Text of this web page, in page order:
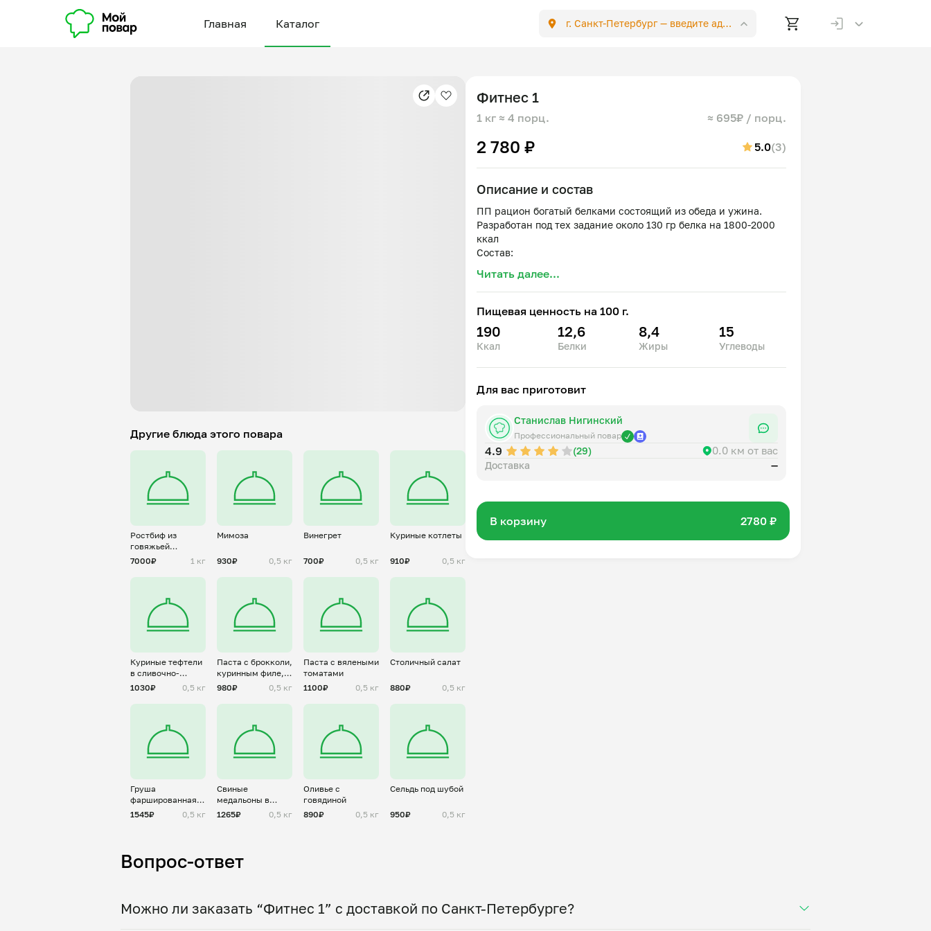
Главная Каталог г. Санкт-Петербург —введите адрес
Другие блюда этого повара
Ростбиф из
говяжьей
вырезки
7000₽ 1 кг
Мимоза
930₽ 0,5 кг
Винегрет
700₽ 0,5 кг
Куриные котлеты
910₽ 0,5 кг
Куриные тефтели
в сливочно-
шпинатном соусе
1030₽ 0,5 кг
Паста с брокколи,
куринным филе,
чери и
980₽ 0,5 кг
Паста с вялеными
томатами
1100₽
0,5 кг
Столичный салат
880₽ 0,5 кг
Груша
фаршированная
дор блю и
грецким орехом
1545₽ 0,5 кг
Свиные
медальоны в
соусе дижон
1265₽ 0,5 кг
Оливье с
говядиной
890₽
0,5 кг
Сельдь под шубой
950₽ 0,5 кг
Фитнес 1
1 кг ≈ 4 порц. ≈ 695₽ / порц.
2 780 ₽ 5.0(3)
Описание и состав
ПП рацион богатый белками состоящий из обеда и ужина.
Разработан под тех задание около 130 гр белка на 1800-2000
ккал
Состав:
Куриное филе с рисом, авокадо и греческим йогуртом
Ужин
Боул из говяжьего фарша, булгура,
Читать далее...
Пищевая ценность на 100 г.
190
Ккал
12,6
Белки
8,4
Жиры
15
Углеводы
Для вас приготовит
Станислав Нигинский
Профессиональный повар
4.9 (29) 0.0 км от вас
Доставка —
В корзину 2780 ₽
Вопрос-ответ
Можно ли заказать “Фитнес 1” с доставкой по Санкт-Петербурге?